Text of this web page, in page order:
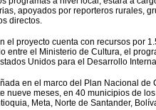
apoyados por reporteros rurales,
directos.
el proyecto cuenta con recursos por
entre el Ministerio de Cultura, el
Unidos para el Desarrollo
en el marco del Plan Nacional
nueve meses, en 40 municipios de
Meta, Norte de Santander,